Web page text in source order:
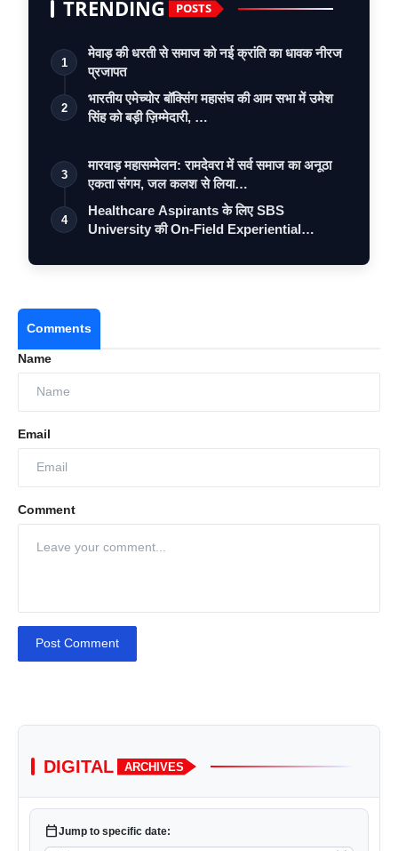
TRENDING POSTS
1
मेवाड़ की धरती से समाज को नई क्रांति का धावक नीरज
प्रजापत
2
भारतीय एमेच्योर बॉक्सिंग महासंघ की आम सभा में उमेश
सिंह को बड़ी ज़िम्मेदारी, …
3
मारवाड़ महासम्मेलन: रामदेवरा में सर्व समाज का अनूठा
एकता संगम, जल कलश से लिया…
4
Healthcare Aspirants के लिए SBS
University की On-Field Experiential
Comments
Name
Email
Comment
Post Comment
DIGITAL ARCHIVES
calendar_todayJump to specific date: